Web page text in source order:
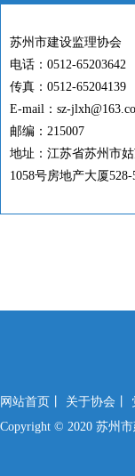
苏州市建设监理协会
电话：0512-65203642
传真：0512-65204139
E-mail：sz-
邮编：215007
地址：江苏省苏州市
1058号房地产大厦528-
网站首页丨 关于协会丨
Copyright © 2020 苏州